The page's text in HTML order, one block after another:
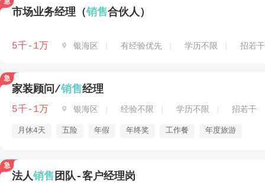
市场业务经理（销售合伙人）
5千-1万  银海区 有经验优先 学历不限 招若干
家装顾问/销售经理
5千-1万  银海区 经验不限 学历不限 招若干
月休4天 五险 年假 年终奖 工作餐 年度旅游
法人销售 团队-客户经理岗